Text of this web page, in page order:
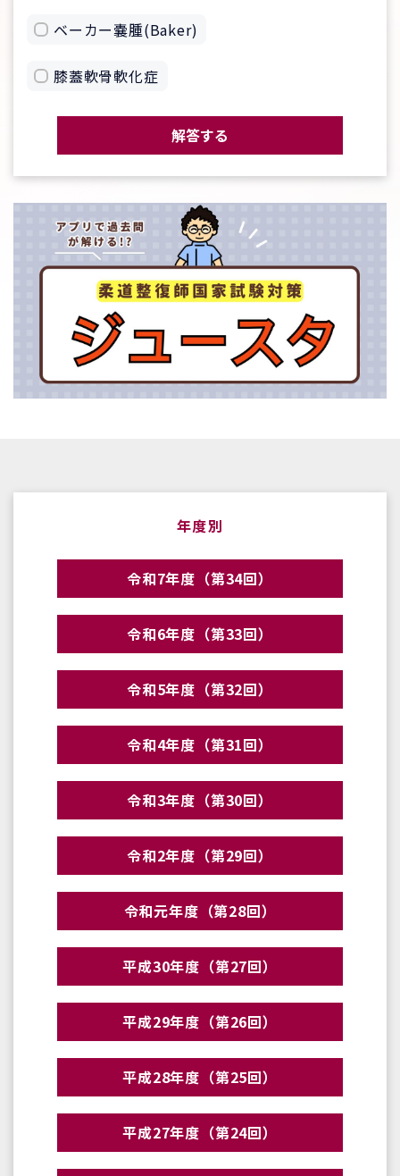
ベーカー嚢腫(Baker)
膝蓋軟骨軟化症
解答する
年度別
令和7年度（第34回）
令和6年度（第33回）
令和5年度（第32回）
令和4年度（第31回）
令和3年度（第30回）
令和2年度（第29回）
令和元年度（第28回）
平成30年度（第27回）
平成29年度（第26回）
平成28年度（第25回）
平成27年度（第24回）